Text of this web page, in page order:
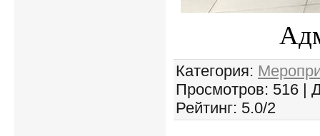
Категория:
Просмотров: 516 |
Рейтинг: 5.0/2